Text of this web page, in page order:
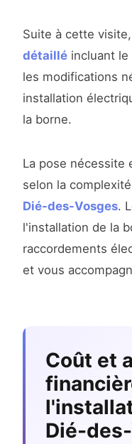
Suite à cette
détaillé incluant
les modifications
installation
la borne.
La pose nécessite
selon la
Dié-des-Vosges.
l'installation de la
raccordements
et vous
Coût et
Dié-